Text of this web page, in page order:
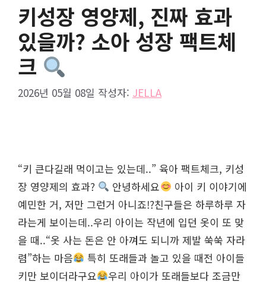
키성장 영양제, 진짜 효과
있을까? 소아 성장 팩트체
크
2026년 05월 08일 작성자: JELLA
“키 큰다길래 먹이고는 있는데..” 육아 팩트체크, 키성
장 영양제의 효과?
안녕하세요
아이 키 이야기에
예민한 거, 저만 그런거 아니죠!?친구들은 하루하루 자
라는게 보이는데..우리 아이는 작년에 입던 옷이 또 맞
을 때..“옷 사는 돈은 안 아껴도 되니까 제발 쑥쑥 자라
렴”하는 마음
특히 또래들과 놀고 있을 때전 아이들
키만 보이더라구요
우리 아이가 또래들보다 조금만